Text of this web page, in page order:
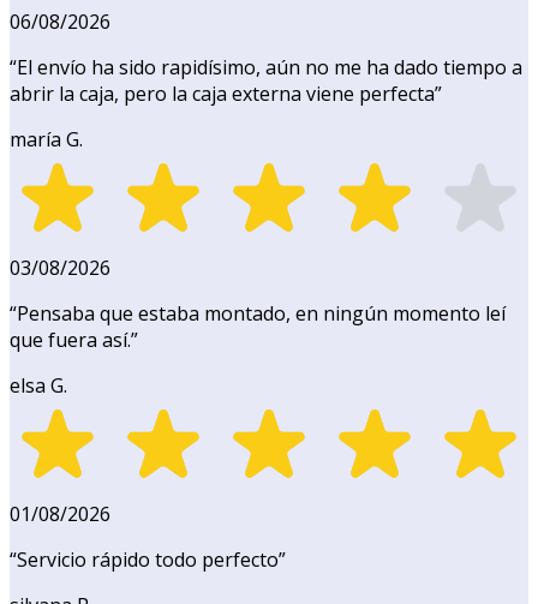
06/08/2026
“El envío ha sido rapidísimo, aún no me ha dado tiempo a
abrir la caja, pero la caja externa viene perfecta”
maría G.
03/08/2026
“Pensaba que estaba montado, en ningún momento leí
que fuera así.”
elsa G.
01/08/2026
“Servicio rápido todo perfecto”